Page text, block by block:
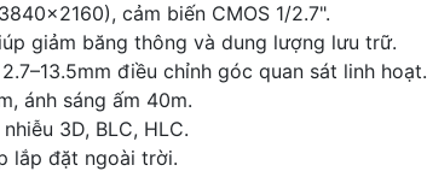
cảm biến CMOS 1/2.7".
giảm băng thông và dung lượng lưu trữ.
điều chỉnh góc quan sát linh hoạt.
ánh sáng ấm 40m.
3D, BLC, HLC.
lắp đặt ngoài trời.